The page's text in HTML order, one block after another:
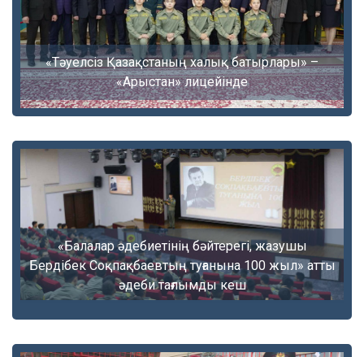
«Тәуелсіз Қазақстаның халық батырлары» –
«Арыстан» лицейінде
«Балалар әдебиетінің бәйтерегі, жазушы
Бердібек Соқпақбаевтың туғанына 100 жыл» атты
әдеби тағлымды кеш